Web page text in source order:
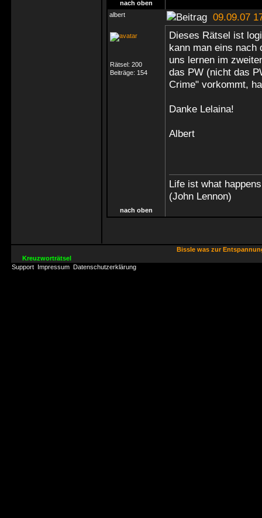
nach oben
albert
09.09.07
Rätsel: 200
Beiträge: 154
Dieses Rätsel ist
kann man eins nach
uns lernen im
das PW (nicht das
Crime" vorkommt,
Danke Lelaina!
Albert
Life ist what
(John Lennon)
nach oben
Bissle was zur
Kreuzworträtsel
Support Impressum Datenschutzerklärung